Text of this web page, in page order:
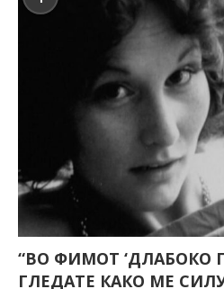
“ВО ФИМОТ ‘ДЛАБОКО
ГЛЕДАТЕ КАКО МЕ